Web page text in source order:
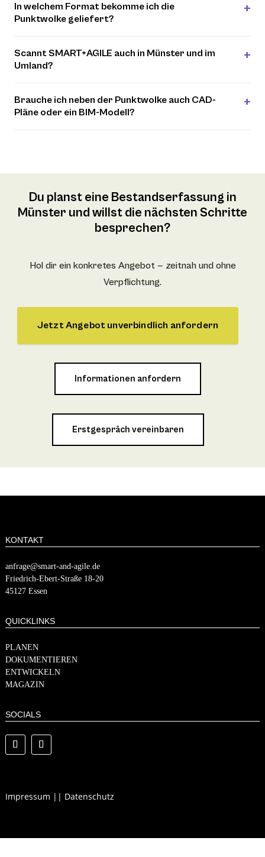
In welchem Format bekomme ich die
Punktwolke geliefert?
Scannt SMART+AGILE auch in Münster und im
Umland?
Brauche ich neben der Punktwolke auch CAD-
Pläne oder ein BIM-Modell?
Du planst eine Bestandserfassung in
Münster und willst die nächsten Schritte
besprechen?
Hol dir ein konkretes Angebot — zeitnah und ohne
Verpflichtung.
Jetzt Angebot unverbindlich anfordern
Informationen anfordern
Erstgespräch vereinbaren
KONTAKT
anfrage@smart-and-agile.de
​​Friedrich-Ebert-Straße 18-20
45127 Essen
QUICKLINKS
PLANEN
DOKUMENTIEREN
ENTWICKELN
MAGAZIN
SOCIALS
Impressum || Datenschutz